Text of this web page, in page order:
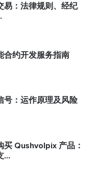
易：法律规则、经纪
合约开发服务指南
号：运作原理及风险
买 Qushvolpix 产品：
...